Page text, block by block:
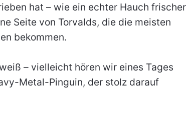
hat – wie ein echter Hauch frischer
Seite von Torvalds, die die meisten
bekommen.
– vielleicht hören wir eines Tages
Metal-Pinguin, der stolz darauf